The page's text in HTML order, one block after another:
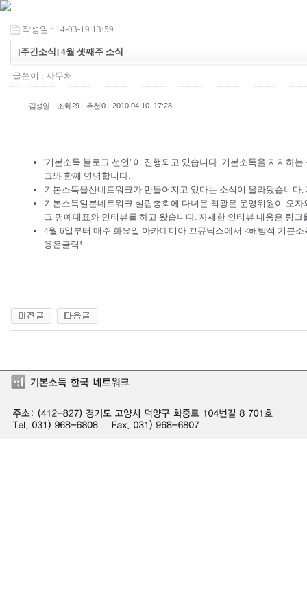
작성일 : 14-03-19 13:59
[주간소식] 4월 셋째주 소식
글쓴이 : 사무처
김성일 조회 29 추천 0 2010.04.10. 17:28
'기본소득 블로그 선언' 이 진행되고 있습니다. 기본소득을 지지하
크와 함께 연명합니다.
기본소득울산네트워크가 만들어지고 있다는 소식이 올라왔습니다
기본소득일본네트워크 설립총회에 다녀온 최광은 운영위원이 오자
크 명예대표와 인터뷰를 하고 왔습니다. 자세한 인터뷰 내용은 링크
4월 6일부터 매주 화요일 아카데미아 꼬뮤닉스에서 <해방적 기본
용은클릭!